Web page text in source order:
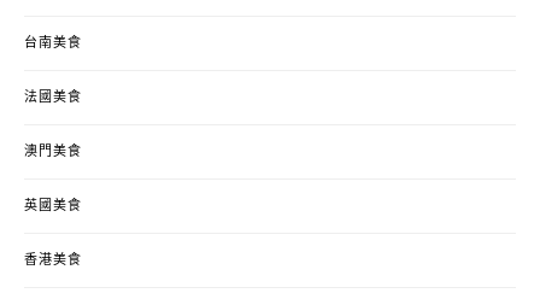
台南美食
法國美食
澳門美食
英國美食
香港美食